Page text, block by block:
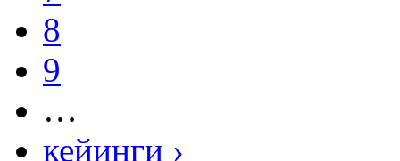
8
9
…
кейинги ›